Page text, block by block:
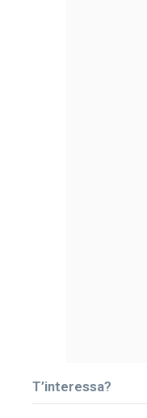
T’interessa?